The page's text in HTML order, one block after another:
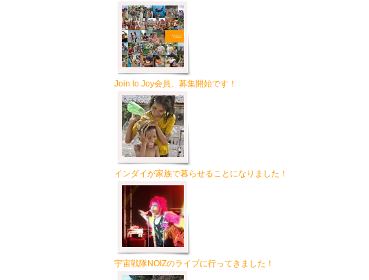
Join to Joy会員、募集開始です！
インダイが家族で暮らせることになりました！
宇宙戦隊NOIZのライブに行ってきました！